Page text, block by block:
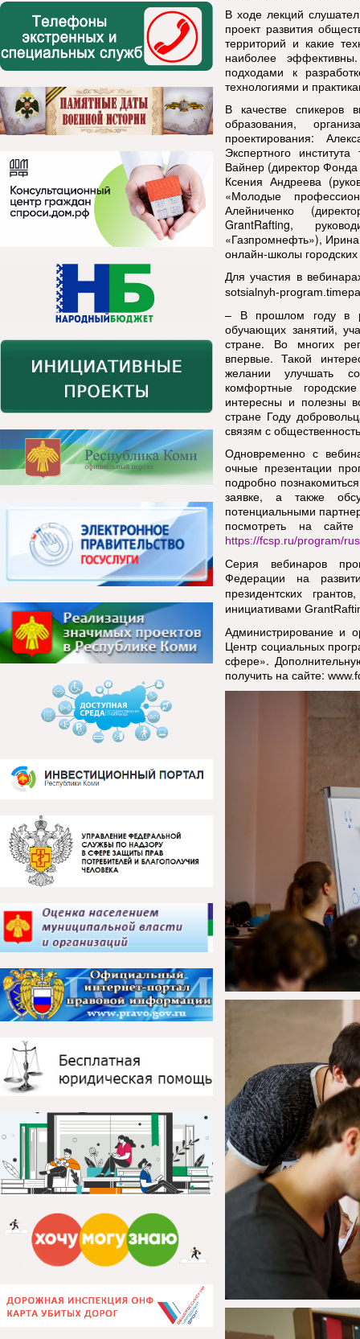
В ходе лекций
проект развития
территорий и какие
наиболее
подходами к
технологиями и
В качестве спикеров
образования,
проектирования:
Экспертного
Вайнер (директор
Ксения Андреева
«Молодые
Алейниченко
GrantRafting,
«Газпромнефть»), Ирина
онлайн-школы
Для участия в
sotsialnyh-
– В прошлом году в
обучающих занятий,
стране. Во многих
впервые. Такой
желании улучшать
комфортные
интересны и полезны
стране Году
связям с
Одновременно с
очные презентации
подробно
заявке, а также
потенциальными
посмотреть на
https://fcsp.ru/program/
Серия вебинаров
Федерации на
президентских грантов,
инициативами
Администрирование и
Центр социальных
сфере».
получить на сайте: